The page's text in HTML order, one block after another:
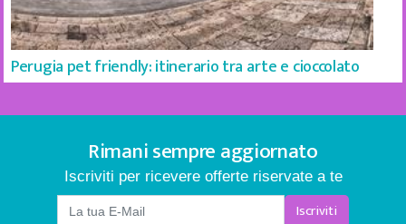
Perugia pet friendly: itinerario tra arte e cioccolato
Rimani sempre aggiornato
Iscriviti per ricevere offerte riservate a te
Iscriviti